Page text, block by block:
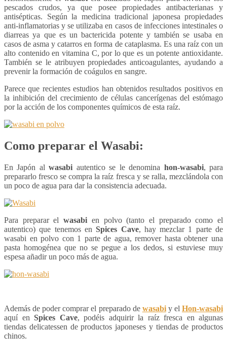
pescados crudos, ya que posee propiedades antibacterianas y
antisépticas. Según la medicina tradicional japonesa propiedades
anti-inflamatorias y se utilizaba en casos de infecciones intestinales o
diarreas ya que es un bactericida potente y también se usaba en
casos de asma y catarros en forma de cataplasma. Es una raíz con un
alto contenido en vitamina C, por lo que es un potente antioxidante.
También se le atribuyen propiedades anticoagulantes, ayudando a
prevenir la formación de coágulos en sangre.
Parece que recientes estudios han obtenidos resultados positivos en
la inhibición del crecimiento de células cancerígenas del estómago
por la acción de los componentes químicos de esta raíz.
Como preparar el Wasabi:
En Japón alwasabi autentico se le denomina hon-wasabi, para
prepararlo fresco se compra la raíz fresca y se ralla, mezclándola con
un poco de agua para dar la consistencia adecuada.
Para preparar elwasabi en polvo (tanto el preparado como el
autentico) que tenemos enSpices Cave, hay mezclar 1 parte de
wasabi en polvo con 1 parte de agua, remover hasta obtener una
pasta homogénea que no se pegue a los dedos, si estuviese muy
espesa añadir un poco más de agua.
Además de poder comprar el preparado de wasabiy elHon-wasabi
aquí en Spices Cave, podéis adquirir la raíz fresca en algunas
tiendas delicatessen de productos japoneses y tiendas de productos
chinos.